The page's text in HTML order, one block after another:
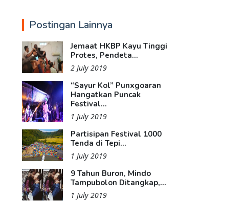
Postingan Lainnya
Jemaat HKBP Kayu Tinggi
Protes, Pendeta...
2 July 2019
“Sayur Kol” Punxgoaran
Hangatkan Puncak
Festival...
1 July 2019
Partisipan Festival 1000
Tenda di Tepi...
1 July 2019
9 Tahun Buron, Mindo
Tampubolon Ditangkap,...
1 July 2019